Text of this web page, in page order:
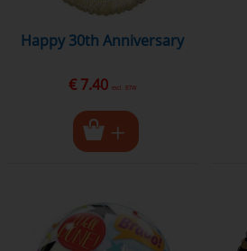
Happy 30th Anniversary
€ 7.40 excl. BTW